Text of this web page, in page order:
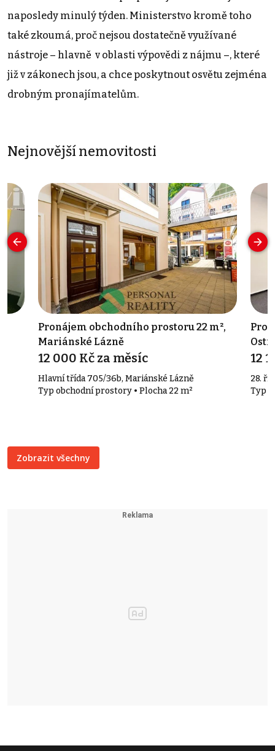
naposledy minulý týden. Ministerstvo kromě toho
také zkoumá, proč nejsou dostatečně využívané
nástroje – hlavně v oblasti výpovědi z nájmu –, které
již v zákonech jsou, a chce poskytnout osvětu zejména
drobným pronajímatelům.
Nejnovější nemovitosti
Pronájem obchodního prostoru 22 m²,
Mariánské Lázně
12 000 Kč za měsíc
Hlavní třída 705/36b, Mariánské Lázně
Typ obchodní prostory • Plocha 22 m²
12
28.
Typ
Zobrazit všechny